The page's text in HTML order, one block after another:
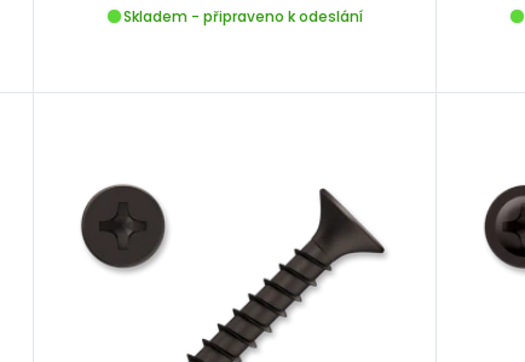
Skladem - připraveno k odeslání